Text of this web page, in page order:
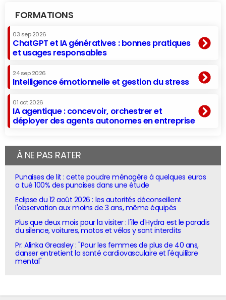
FORMATIONS
03 sep 2026
ChatGPT et IA génératives : bonnes pratiques
et usages responsables
24 sep 2026
Intelligence émotionnelle et gestion du stress
01 oct 2026
IA agentique : concevoir, orchestrer et
déployer des agents autonomes en entreprise
À NE PAS RATER
Punaises de lit : cette poudre ménagère à quelques euros
a tué 100% des punaises dans une étude
Eclipse du 12 août 2026 : les autorités déconseillent
l'observation aux moins de 3 ans, même équipés
Plus que deux mois pour la visiter : l'île d'Hydra est le paradis
du silence, voitures, motos et vélos y sont interdits
Pr. Alinka Greasley : "Pour les femmes de plus de 40 ans,
danser entretient la santé cardiovasculaire et l'équilibre
mental"